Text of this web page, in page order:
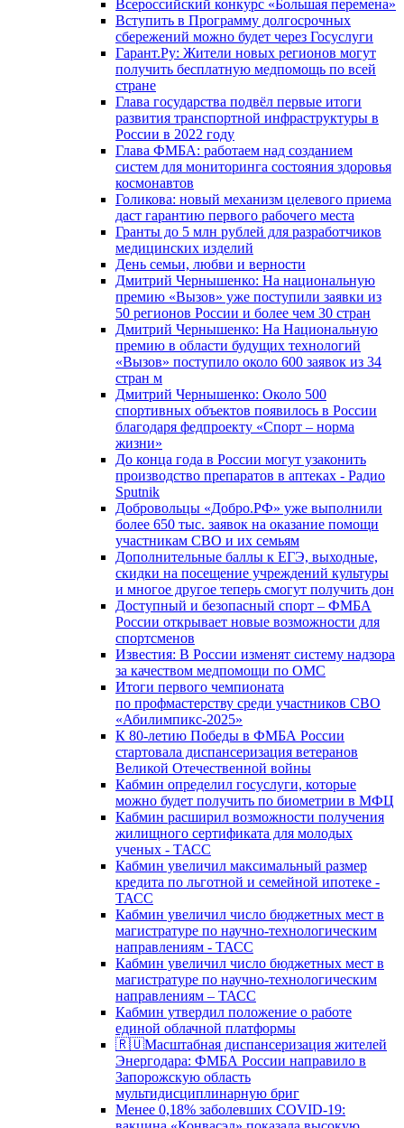
Всероссийский конкурс «Большая перемена»
Вступить в Программу долгосрочных
сбережений можно будет через Госуслуги
Гарант.Ру: Жители новых регионов могут
получить бесплатную медпомощь по всей
стране
Глава государства подвёл первые итоги
развития транспортной инфраструктуры в
России в 2022 году
Глава ФМБА: работаем над созданием
систем для мониторинга состояния здоровья
космонавтов
Голикова: новый механизм целевого приема
даст гарантию первого рабочего места
Гранты до 5 млн рублей для разработчиков
медицинских изделий
День семьи, любви и верности
Дмитрий Чернышенко: На национальную
премию «Вызов» уже поступили заявки из
50 регионов России и более чем 30 стран
Дмитрий Чернышенко: На Национальную
премию в области будущих технологий
«Вызов» поступило около 600 заявок из 34
стран м
Дмитрий Чернышенко: Около 500
спортивных объектов появилось в России
благодаря федпроекту «Спорт – норма
жизни»
До конца года в России могут узаконить
производство препаратов в аптеках - Радио
Sputnik
Добровольцы «Добро.РФ» уже выполнили
более 650 тыс. заявок на оказание помощи
участникам СВО и их семьям
Дополнительные баллы к ЕГЭ, выходные,
скидки на посещение учреждений культуры
и многое другое теперь смогут получить дон
Доступный и безопасный спорт – ФМБА
России открывает новые возможности для
спортсменов
Известия: В России изменят систему надзора
за качеством медпомощи по ОМС
Итоги первого чемпионата
по профмастерству среди участников СВО
«Абилимпикс-2025»
К 80-летию Победы в ФМБА России
стартовала диспансеризация ветеранов
Великой Отечественной войны
Кабмин определил госуслуги, которые
можно будет получить по биометрии в МФЦ
Кабмин расширил возможности получения
жилищного сертификата для молодых
ученых - ТАСС
Кабмин увеличил максимальный размер
кредита по льготной и семейной ипотеке -
ТАСС
Кабмин увеличил число бюджетных мест в
магистратуре по научно-технологическим
направлениям - ТАСС
Кабмин увеличил число бюджетных мест в
магистратуре по научно-технологическим
направлениям – ТАСС
Кабмин утвердил положение о работе
единой облачной платформы
🇷🇺Масштабная диспансеризация жителей
Энергодара: ФМБА России направило в
Запорожскую область
мультидисциплинарную бриг
Менее 0,18% заболевших COVID-19: